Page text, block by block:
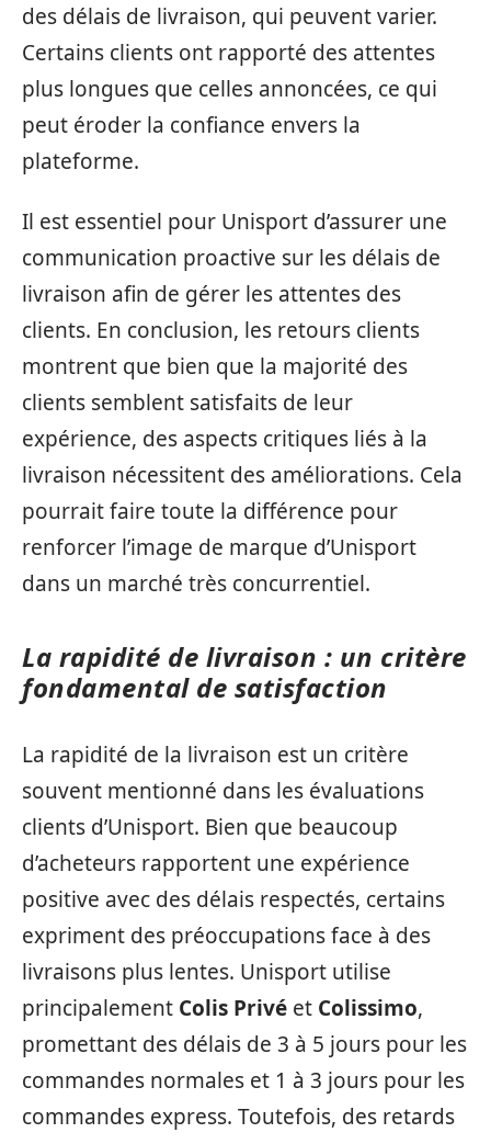
des délais de livraison, qui peuvent varier.
Certains clients ont rapporté des attentes
plus longues que celles annoncées, ce qui
peut éroder la confiance envers la
plateforme.
Il est essentiel pour Unisport d’assurer une
communication proactive sur les délais de
livraison afin de gérer les attentes des
clients. En conclusion, les retours clients
montrent que bien que la majorité des
clients semblent satisfaits de leur
expérience, des aspects critiques liés à la
livraison nécessitent des améliorations. Cela
pourrait faire toute la différence pour
renforcer l’image de marque d’Unisport
dans un marché très concurrentiel.
La rapidité de livraison : un critère
fondamental de satisfaction
La rapidité de la livraison est un critère
souvent mentionné dans les évaluations
clients d’Unisport. Bien que beaucoup
d’acheteurs rapportent une expérience
positive avec des délais respectés, certains
expriment des préoccupations face à des
livraisons plus lentes. Unisport utilise
principalement Colis Privé et Colissimo,
promettant des délais de 3 à 5 jours pour les
commandes normales et 1 à 3 jours pour les
commandes express. Toutefois, des retards